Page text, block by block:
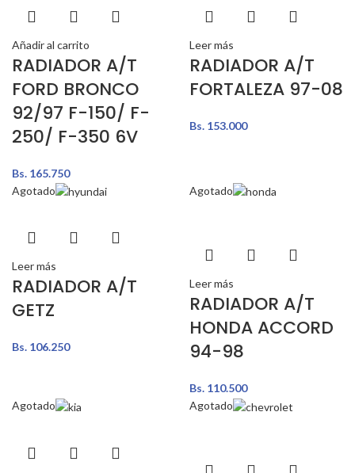
Añadir al carrito
RADIADOR A/T
FORD BRONCO
92/97 F-150/ F-
250/ F-350 6V
Bs. 165.750
Leer más
RADIADOR A/T
FORTALEZA 97-08
Bs. 153.000
Agotado
Leer más
RADIADOR A/T
GETZ
Bs. 106.250
Agotado
Leer más
RADIADOR A/T
HONDA ACCORD
94-98
Bs. 110.500
Agotado
Agotado